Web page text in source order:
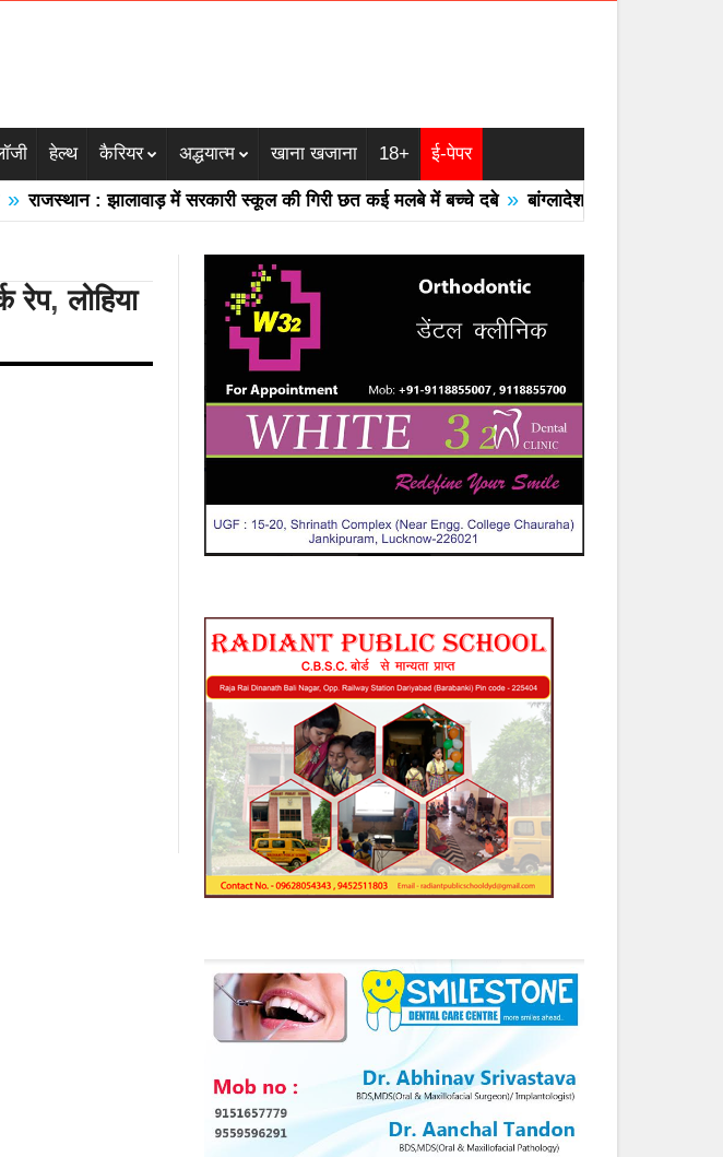
हेल्थ कैरियर अद्धयात्म खाना खजाना 18+ ई-पेपर
: झालावाड़ में सरकारी स्कूल की गिरी छत कई मलबे में बच्चे दबे » बांग्लादेश का एयरफोर्स का F -7
रेप,लोहिया